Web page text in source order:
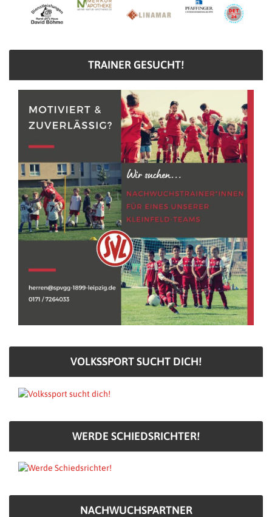
TRAINER GESUCHT!
VOLKSSPORT SUCHT DICH!
WERDE SCHIEDSRICHTER!
NACHWUCHSPARTNER